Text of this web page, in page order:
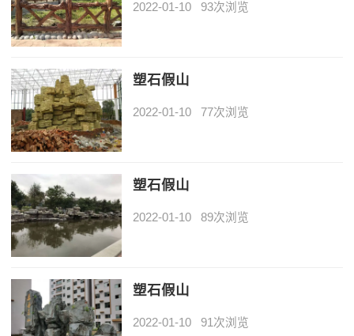
2022-01-10 93次浏览
塑石假山
2022-01-10 77次浏览
塑石假山
2022-01-10 89次浏览
塑石假山
2022-01-10 91次浏览